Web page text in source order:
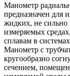
Манометр
предназначен для
жидких, не сильно
измеряемых
сплавам в
Манометр с
кругообразно
сечением,